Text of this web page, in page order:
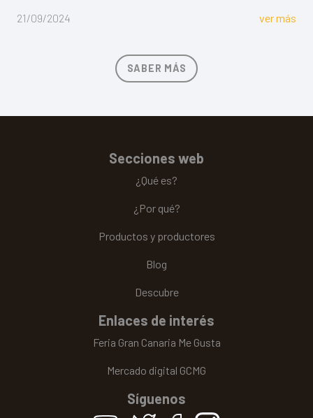
21/09/2024 ver más
SABER MÁS
Secciones web
¿Qué es?
¿Por qué?
Productos y productores
Blog
Descubre
Enlaces de interés
Feria Gran Canaria Me Gusta
Mercado digital GCMG
Síguenos